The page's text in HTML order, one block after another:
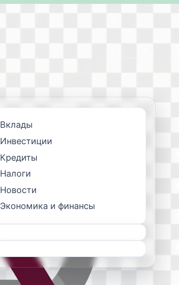
Вклады
Инвестиции
Кредиты
Налоги
Новости
Экономика и финансы